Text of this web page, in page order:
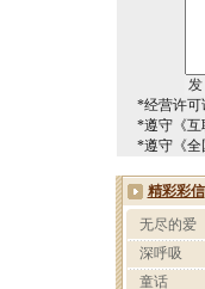
*经营许可
*遵守《互
*遵守《全